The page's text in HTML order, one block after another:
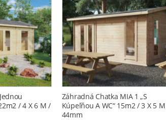
/ 4 X 6 M /
Záhradná Chatka MIA 1 „s
Kúpeľňou A WC“ 15m2 / 3 X 5
44mm